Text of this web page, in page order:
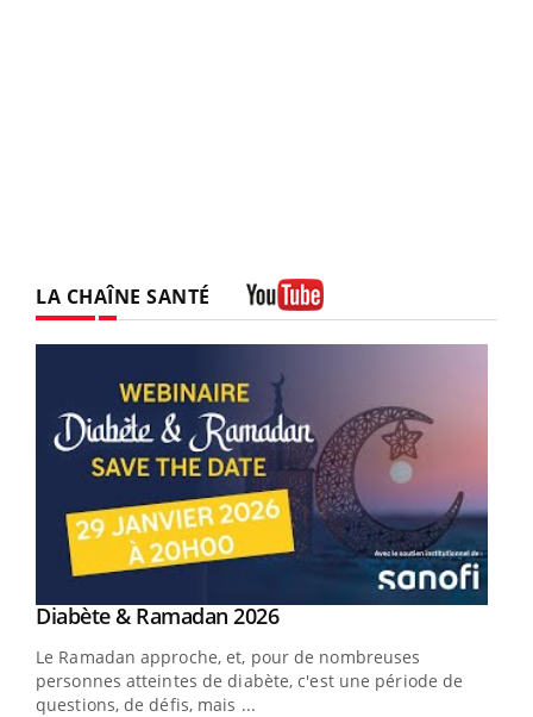
LA CHAÎNE SANTÉ
Youtube
Diabète & Ramadan 2026Youtube
Le Ramadan approche, et, pour de nombreuses
personnes atteintes de diabète, c'est une période de
questions, de défis, mais ...